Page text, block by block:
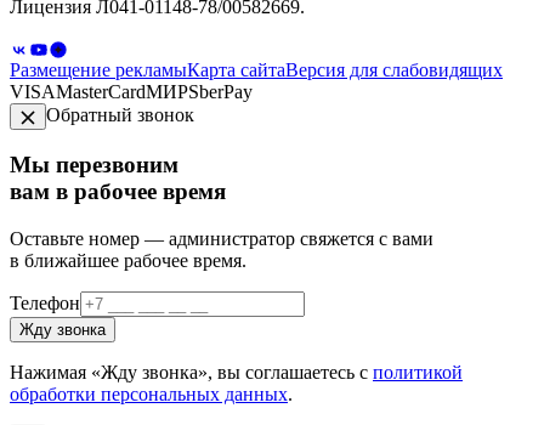
Лицензия Л041-01148-78/00582669.
Размещение рекламыКарта сайтаВерсия для слабовидящих
VISAMasterCardМИРSberPay
Обратный звонок
Мы перезвоним
вам в рабочее время
Оставьте номер — администратор свяжется с вами
в ближайшее рабочее время.
Телефон
Жду звонка
Нажимая «Жду звонка», вы соглашаетесь с политикой
обработки персональных данных.